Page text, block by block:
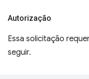
Autorização
Essa solicitação
seguir.